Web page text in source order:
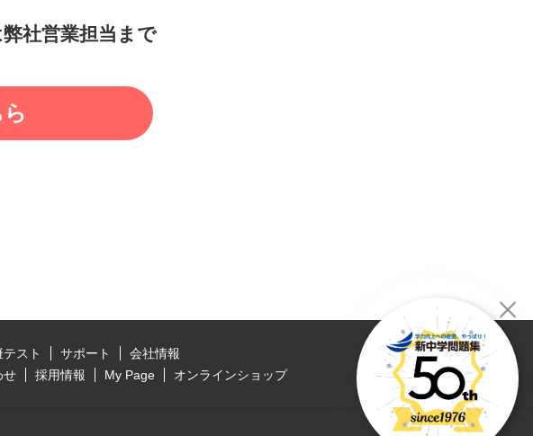
社営業担当まで
スト サポート
会社情報
せ 採用情報 My Page オンラインショップ